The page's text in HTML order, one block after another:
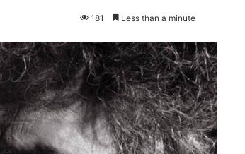
181 Less than a minute